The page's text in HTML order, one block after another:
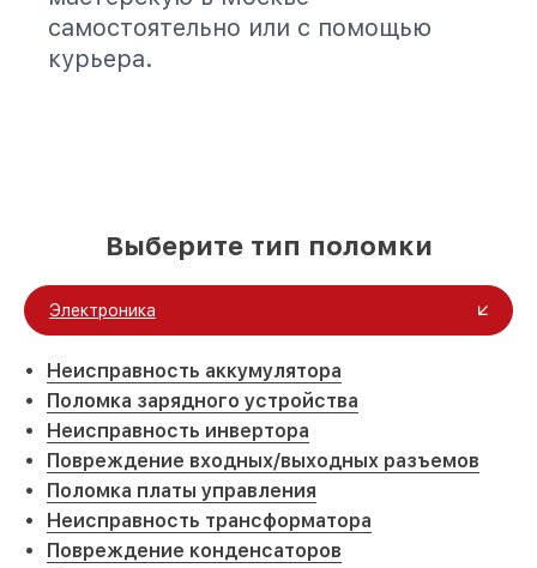
самостоятельно или с помощью
курьера.
Выберите тип поломки
Электроника
Неисправность аккумулятора
Поломка зарядного устройства
Неисправность инвертора
Повреждение входных/выходных разъемов
Поломка платы управления
Неисправность трансформатора
Повреждение конденсаторов